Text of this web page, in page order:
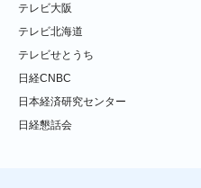
テレビ大阪
テレビ北海道
テレビせとうち
日経CNBC
日本経済研究センター
日経懇話会